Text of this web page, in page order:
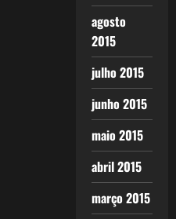
agosto
2015
julho 2015
junho 2015
maio 2015
abril 2015
março 2015